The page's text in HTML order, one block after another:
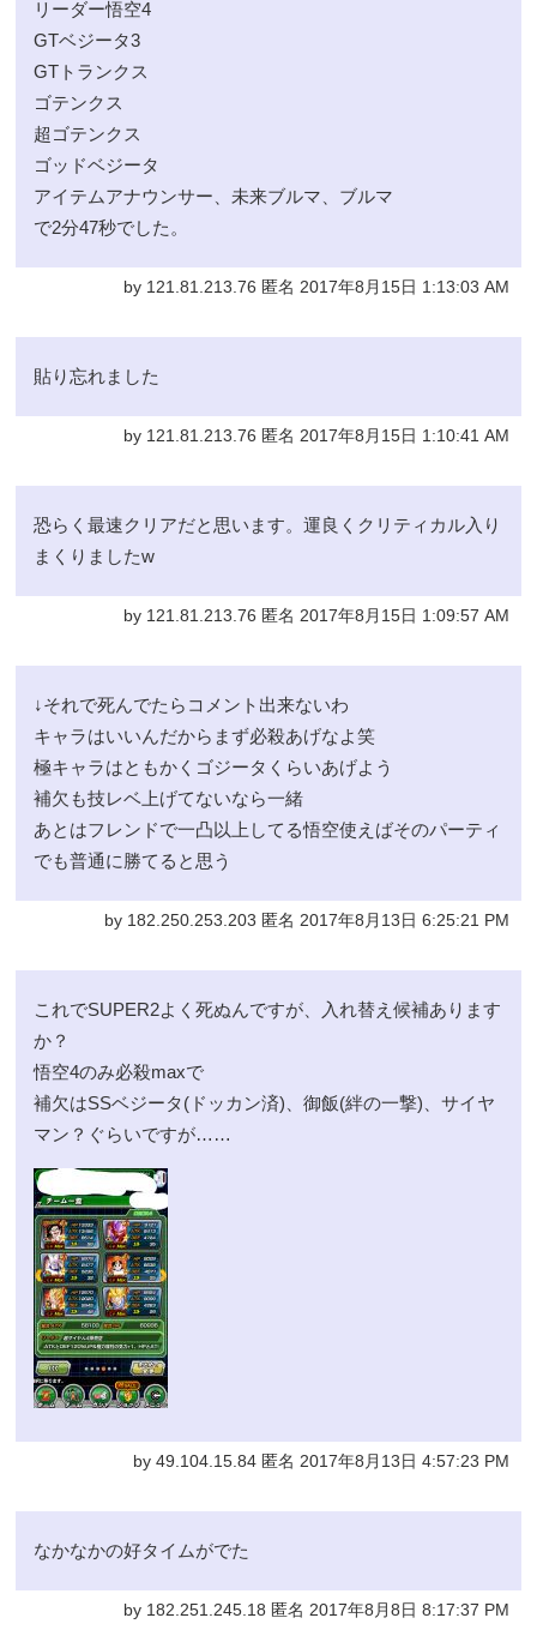
リーダー悟空4
GTベジータ3
GTトランクス
ゴテンクス
超ゴテンクス
ゴッドベジータ
アイテムアナウンサー、未来ブルマ、ブルマ
で2分47秒でした。
by 121.81.213.76 匿名 2017年8月15日 1:13:03 AM
貼り忘れました
by 121.81.213.76 匿名 2017年8月15日 1:10:41 AM
恐らく最速クリアだと思います。運良くクリティカル入り
まくりましたw
by 121.81.213.76 匿名 2017年8月15日 1:09:57 AM
↓それで死んでたらコメント出来ないわ
キャラはいいんだからまず必殺あげなよ笑
極キャラはともかくゴジータくらいあげよう
補欠も技レベ上げてないなら一緒
あとはフレンドで一凸以上してる悟空使えばそのパーティ
でも普通に勝てると思う
by 182.250.253.203 匿名 2017年8月13日 6:25:21 PM
これでSUPER2よく死ぬんですが、入れ替え候補あります
か？
悟空4のみ必殺maxで
補欠はSSベジータ(ドッカン済)、御飯(絆の一撃)、サイヤ
マン？ぐらいですが……
by 49.104.15.84 匿名 2017年8月13日 4:57:23 PM
なかなかの好タイムがでた
by 182.251.245.18 匿名 2017年8月8日 8:17:37 PM